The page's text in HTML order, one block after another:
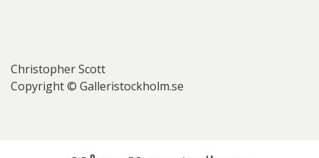
Christopher Scott
Copyright © Galleristockholm.se